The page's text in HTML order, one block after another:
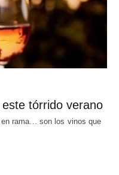
tórrido verano
rama... son los vinos que